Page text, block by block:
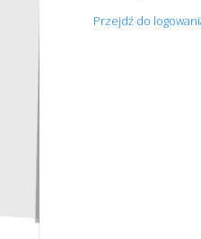
Przejdź do